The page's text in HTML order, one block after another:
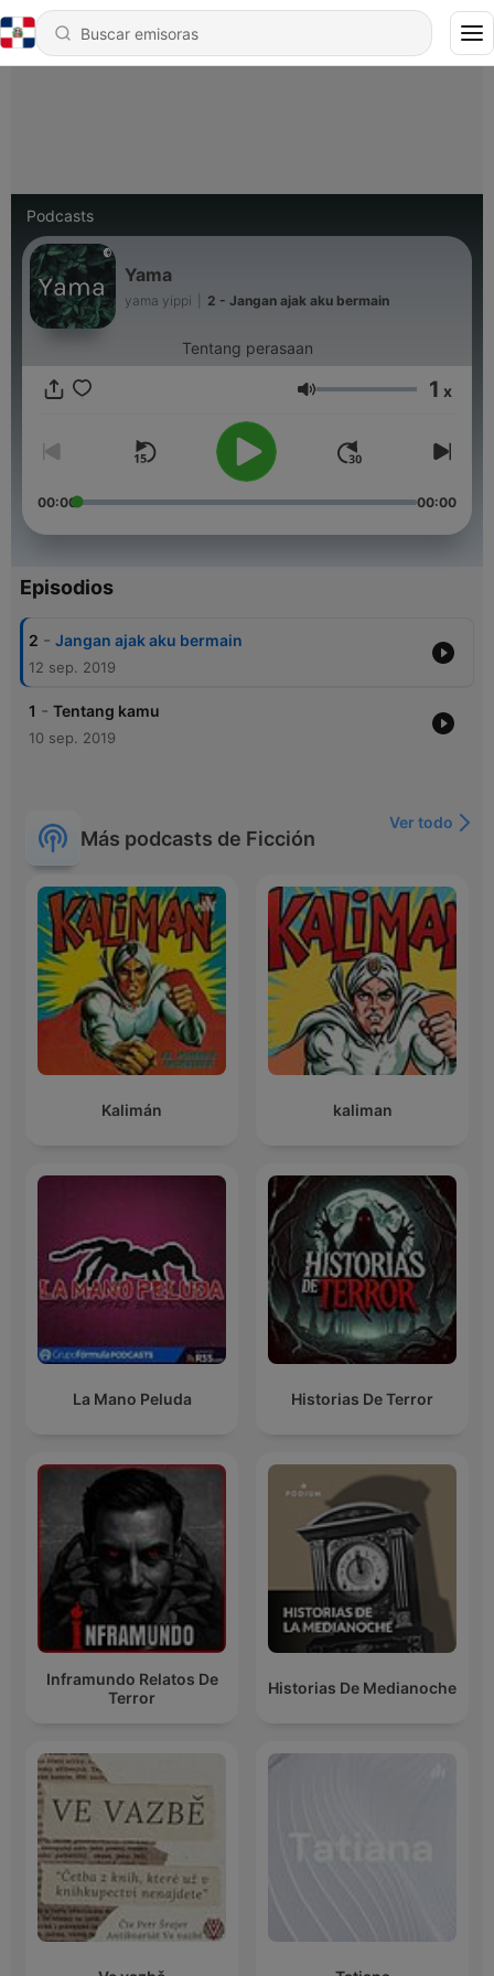
Podcasts
Yama
yama yippi 2 - Jangan ajak aku bermain
Tentang perasaan
Volumen 1 x
00:00 00:00
Episodios
2 - Jangan ajak aku bermain
12 sep. 2019
1 - Tentang kamu
10 sep. 2019
Más podcasts de Ficción
Ver todo
Kalimán kaliman
La Mano Peluda Historias De Terror
Inframundo Relatos De
Terror
Historias De Medianoche